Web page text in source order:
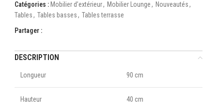
Catégories : Mobilier d’extérieur, Mobilier Lounge, Nouveautés,
Tables, Tables basses, Tables terrasse
Partager :
DESCRIPTION
Longueur 90 cm
Hauteur 40 cm